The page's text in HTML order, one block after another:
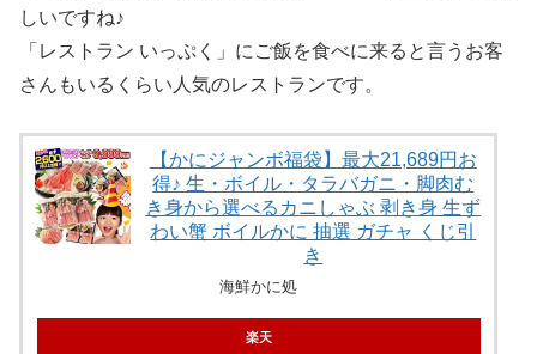
しいですね♪
「レストラン いっぷく」にご飯を食べに来ると言うお客
さんもいるくらい人気のレストランです。
【かにジャンボ福袋】最大21,689円お
得♪ 生・ボイル・タラバガニ・脚肉む
き身から選べるカニしゃぶ 剥き身 生ず
わい蟹 ボイルかに 抽選 ガチャ くじ引
き
海鮮かに処
楽天